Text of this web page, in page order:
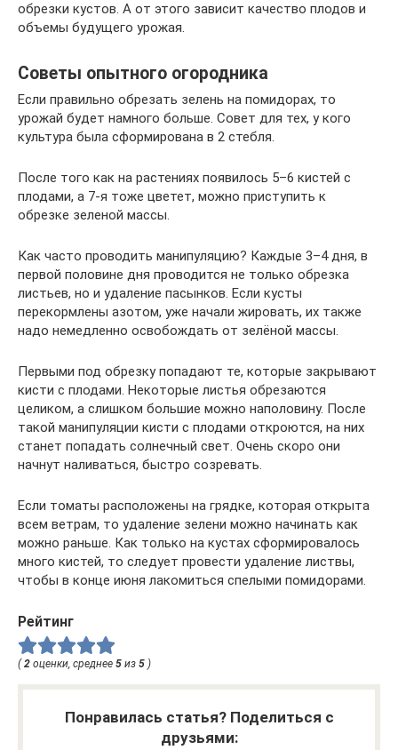
обрезки кустов. А от этого зависит качество плодов и
объемы будущего урожая.
Советы опытного огородника
Если правильно обрезать зелень на помидорах, то
урожай будет намного больше. Совет для тех, у кого
культура была сформирована в 2 стебля.
После того как на растениях появилось 5–6 кистей с
плодами, а 7-я тоже цветет, можно приступить к
обрезке зеленой массы.
Как часто проводить манипуляцию? Каждые 3–4 дня, в
первой половине дня проводится не только обрезка
листьев, но и удаление пасынков. Если кусты
перекормлены азотом, уже начали жировать, их также
надо немедленно освобождать от зелёной массы.
Первыми под обрезку попадают те, которые закрывают
кисти с плодами. Некоторые листья обрезаются
целиком, а слишком большие можно наполовину. После
такой манипуляции кисти с плодами откроются, на них
станет попадать солнечный свет. Очень скоро они
начнут наливаться, быстро созревать.
Если томаты расположены на грядке, которая открыта
всем ветрам, то удаление зелени можно начинать как
можно раньше. Как только на кустах сформировалось
много кистей, то следует провести удаление листвы,
чтобы в конце июня лакомиться спелыми помидорами.
Рейтинг
( 2 оценки, среднее 5 из 5 )
Понравилась статья? Поделиться с
друзьями: